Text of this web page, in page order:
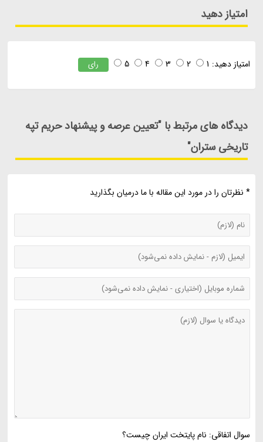
امتیاز دهید
امتیاز دهید: 1
2
3
4
5 رای
دیدگاه های مرتبط با "تعیین عرصه و پیشنهاد حریم تپه
تاریخی ستران"
* نظرتان را در مورد این مقاله با ما درمیان بگذارید
سوال اتفاقی: نام پایتخت ایران چیست؟